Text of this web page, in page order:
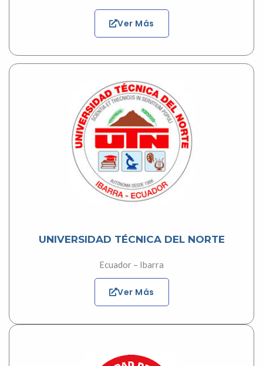
Ver Más
UNIVERSIDAD TÉCNICA DEL NORTE
Ecuador – Ibarra
Ver Más